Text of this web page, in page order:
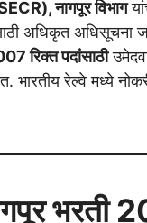
नागपूर विभाग
अधिकृत अधिसूचना
रिक्त पदांसाठी
भारतीय रेल्वे मध्ये
भरती